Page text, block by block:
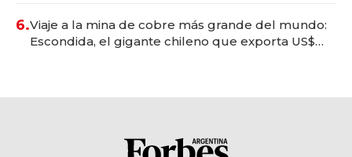
6.Viaje a la mina de cobre más grande del mundo:
Escondida, el gigante chileno que exporta US$